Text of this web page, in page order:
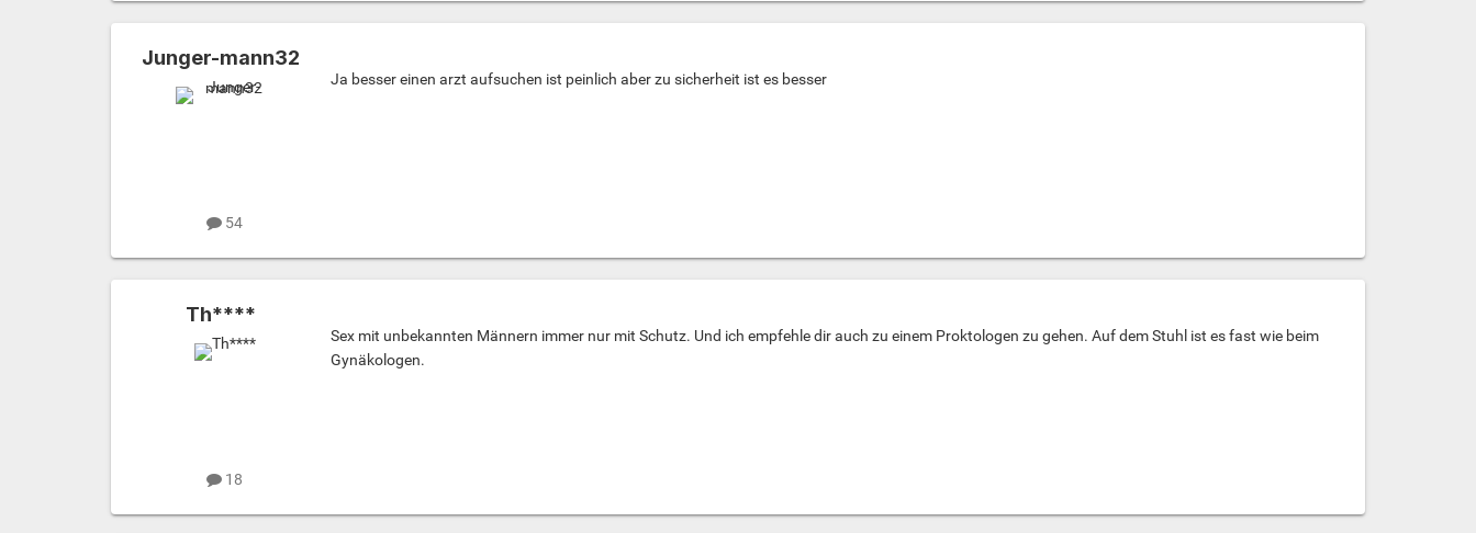
Junger-mann32
54
Ja besser einen arzt aufsuchen ist peinlich aber zu sicherheit ist es besser
Th****
18
Sex mit unbekannten Männern immer nur mit Schutz. Und ich empfehle dir auch zu einem Proktologen zu gehen. Auf dem Stuhl ist es fast wie beim
Gynäkologen.